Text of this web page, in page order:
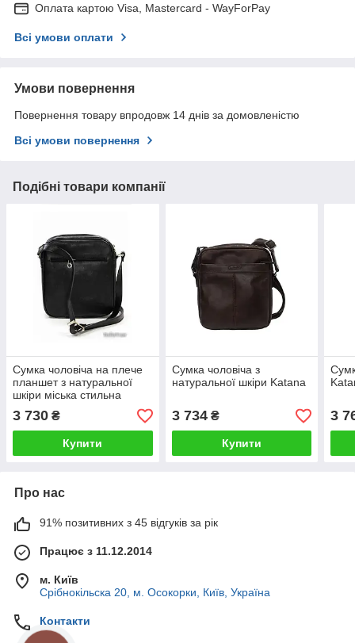
Оплата картою Visa, Mastercard - WayForPay
Всі умови оплати
Умови повернення
Повернення товару впродовж 14 днів за домовленістю
Всі умови повернення
Подібні товари компанії
Сумка чоловіча на плече
планшет з натуральної
шкіри міська стильна
ділова міська стильна для
документів якісна
3 730 ₴
Купити
Сумка чоловіча з
натуральної шкіри Katana
3 734₴
Купити
3
Про нас
91% позитивних з 45 відгуків за рік
Працює з 11.12.2014
м. Київ
Срібнокільска 20, м. Осокорки, Київ, Україна
Контакти